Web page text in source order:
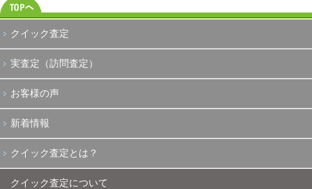
クイック査定
実査定（訪問査定）
お客様の声
新着情報
クイック査定とは？
クイック査定について